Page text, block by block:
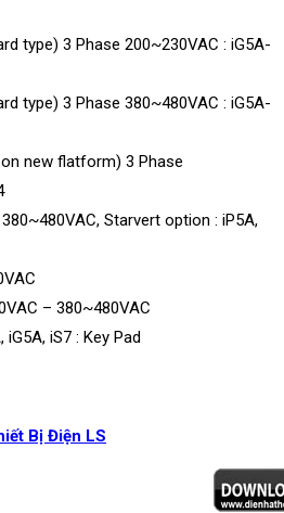
type) 3 Phase 200~230VAC : iG5A-
type) 3 Phase 380~480VAC : iG5A-
new flatform) 3 Phase
Starvert option : iP5A,
– 380~480VAC
iS7 : Key Pad
Bị Điện LS